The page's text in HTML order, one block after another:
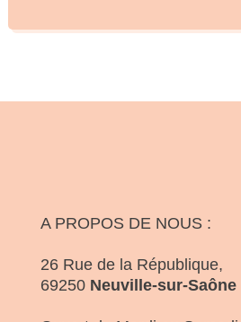
A PROPOS DE NOUS :
26 Rue de la République,
69250 Neuville-sur-Saône